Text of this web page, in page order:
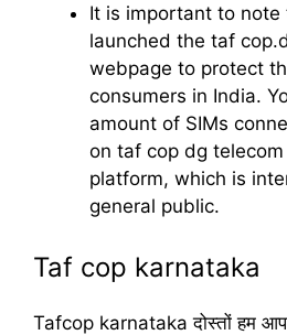
It is important to note
launched the taf
webpage to protect
consumers in India.
amount of SIMs
on taf cop dg
platform, which is
general public.
Taf cop karnataka
Tafcop karnataka दोस्तों हम